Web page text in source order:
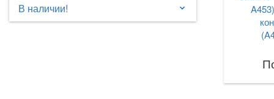
В наличии! keyboard_arrow_down